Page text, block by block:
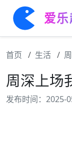
爱
首页 生活
周深上场
发布时间：2025-